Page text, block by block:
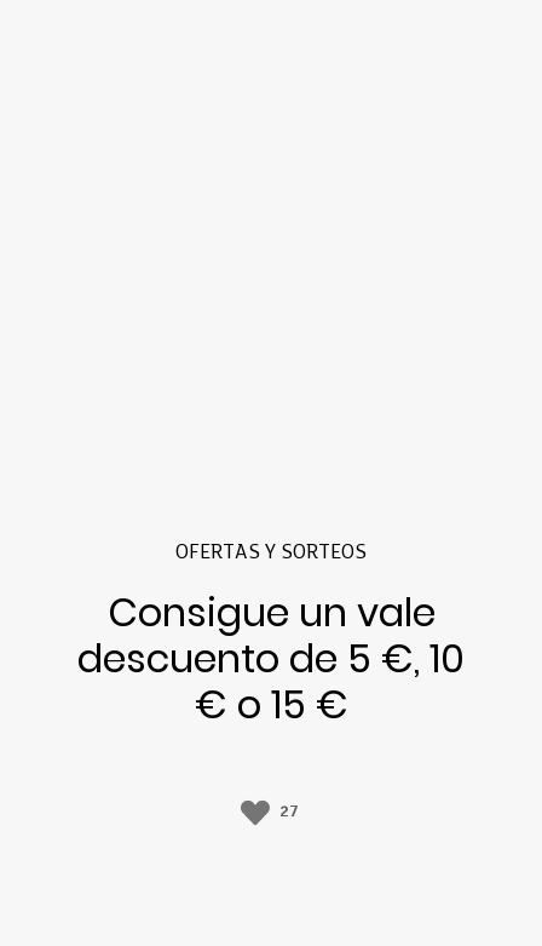
OFERTAS Y SORTEOS
Consigue un vale
descuento de 5 €, 10
€ o 15 €
27